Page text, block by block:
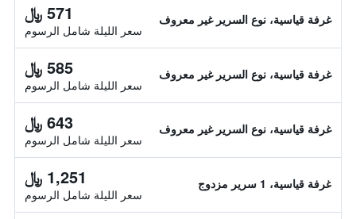
غرفة قياسية، نوع السرير غير معروف 571 ﷼
سعر الليلة شامل الرسوم
غرفة قياسية، نوع السرير غير معروف 585 ﷼
سعر الليلة شامل الرسوم
غرفة قياسية، نوع السرير غير معروف 643 ﷼
سعر الليلة شامل الرسوم
غرفة قياسية، 1 سرير مزدوج 1,251 ﷼
سعر الليلة شامل الرسوم